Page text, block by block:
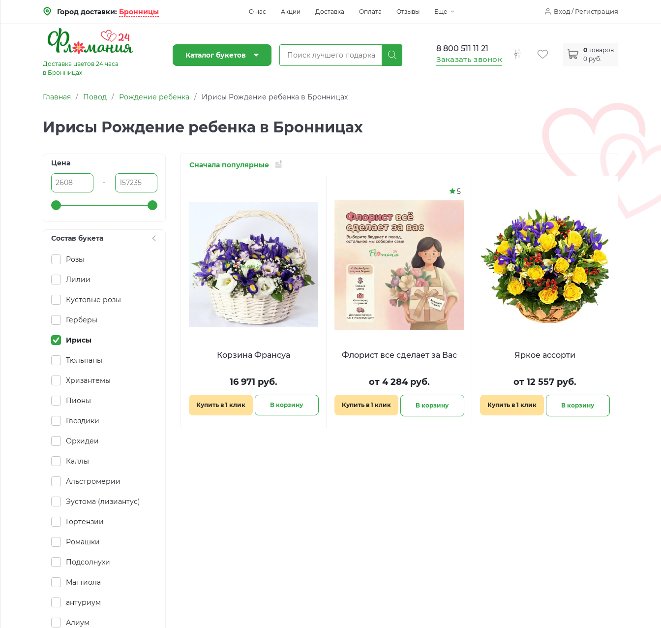
Вход / Регистрация
Город доставки: Бронницы О нас Акции Доставка Оплата Отзывы Еще
0 товаров
0 руб.
8 800 511 11 21
Заказать звонок
Доставка цветов 24 часа
в Бронницах
Каталог букетов
Главная / Повод / Рождение ребенка / Ирисы Рождение ребенка в Бронницах
Ирисы Рождение ребенка в Бронницах
Цена
-
Состав букета
Розы
Лилии
Кустовые розы
Герберы
Ирисы
Тюльпаны
Хризантемы
Пионы
Гвоздики
Орхидеи
Каллы
Альстромерии
Эустома (лизиантус)
Гортензии
Ромашки
Подсолнухи
Маттиола
антуриум
Алиум
Сначала популярные
Корзина Франсуа
16 971 руб.
Купить в 1 клик В корзину
Флорист все сделает за Вас
от 4 284 руб.
Купить в 1 клик В корзину
5
Яркое ассорти
от 12 557 руб.
Купить в 1 клик В корзину